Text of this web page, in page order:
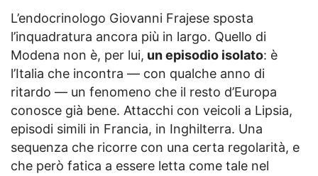
L’endocrinologo Giovanni Frajese sposta
l’inquadratura ancora più in largo. Quello di
Modena non è, per lui, un episodio isolato: è
l’Italia che incontra — con qualche anno di
ritardo — un fenomeno che il resto d’Europa
conosce già bene. Attacchi con veicoli a Lipsia,
episodi simili in Francia, in Inghilterra. Una
sequenza che ricorre con una certa regolarità, e
che però fatica a essere letta come tale nel